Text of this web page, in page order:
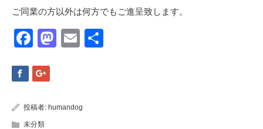
ご同業の方以外は何方でもご進呈致します。
Facebook
Mastodon
Email
投稿者: humandog
未分類